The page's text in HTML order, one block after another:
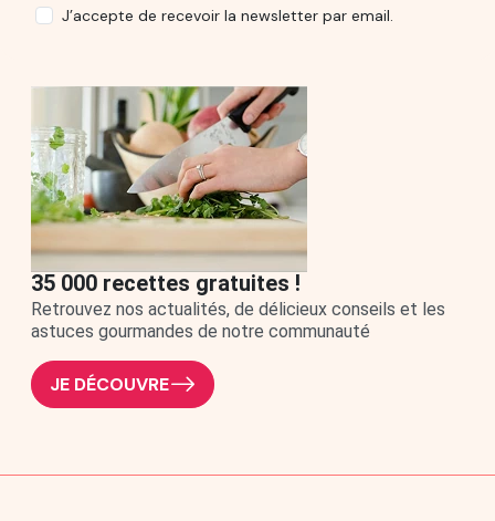
J’accepte de recevoir la newsletter par email.
35 000 recettes gratuites !
Retrouvez nos actualités, de délicieux conseils et les
astuces gourmandes de notre communauté
JE DÉCOUVRE